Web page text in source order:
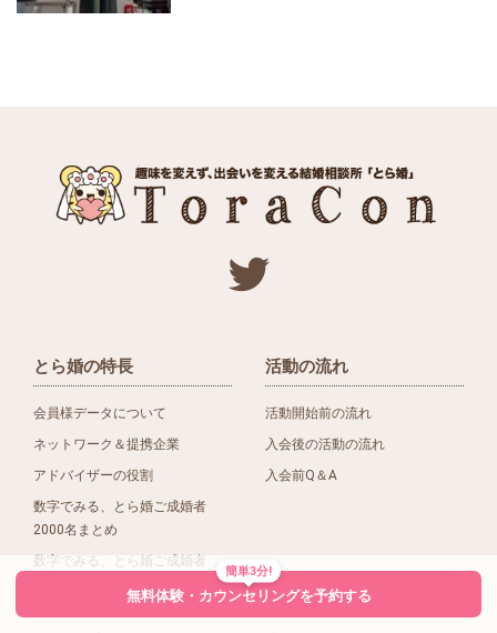
とら婚の特長
会員様データについて
ネットワーク＆提携企業
アドバイザーの役割
数字でみる、とら婚ご成婚者
2000名まとめ
数字でみる、とら婚ご成婚者
活動の流れ
活動開始前の流れ
入会後の活動の流れ
入会前Q＆A
簡単3分!
無料体験・カウンセリングを予約する